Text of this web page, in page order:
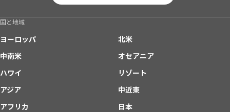
国と地域
ヨーロッパ
北米
中南米
オセアニア
ハワイ
リゾート
アジア
中近東
アフリカ
日本